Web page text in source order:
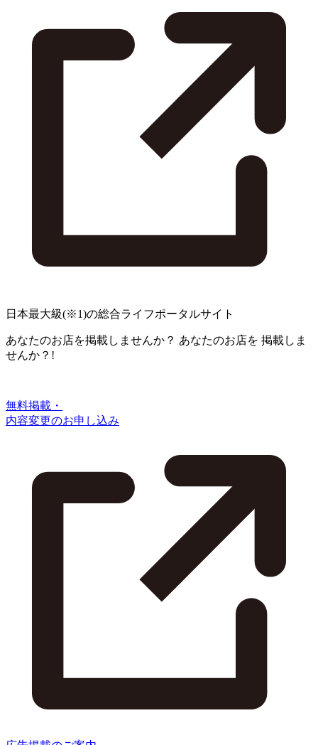
日本最大級(※1)の総合ライフポータルサイト
あなたのお店を掲載しませんか？ あなたのお店を 掲載しま
せんか？!
無料掲載・
内容変更のお申し込み